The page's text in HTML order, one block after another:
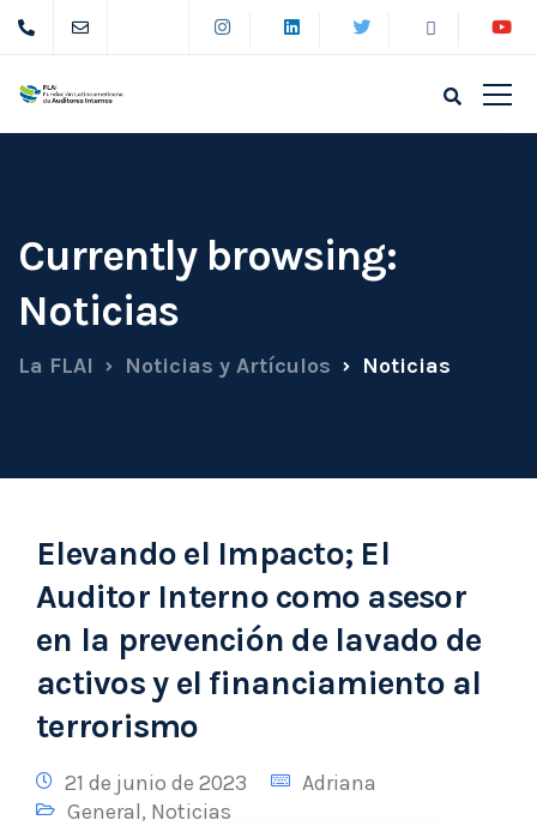
Currently browsing:
Noticias
La FLAI Noticias y Artículos Noticias
Elevando el Impacto; El
Auditor Interno como asesor
en la prevención de lavado de
activos y el financiamiento al
terrorismo
21 de junio de 2023
Adriana
General, Noticias